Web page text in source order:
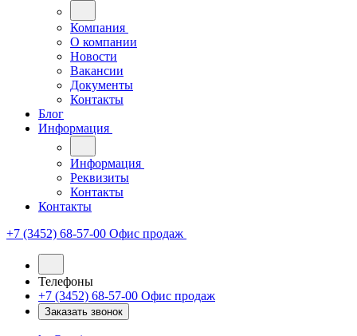
Компания
О компании
Новости
Вакансии
Документы
Контакты
Блог
Информация
Информация
Реквизиты
Контакты
Контакты
+7 (3452) 68-57-00 Офис продаж
Телефоны
+7 (3452) 68-57-00 Офис продаж
Заказать звонок